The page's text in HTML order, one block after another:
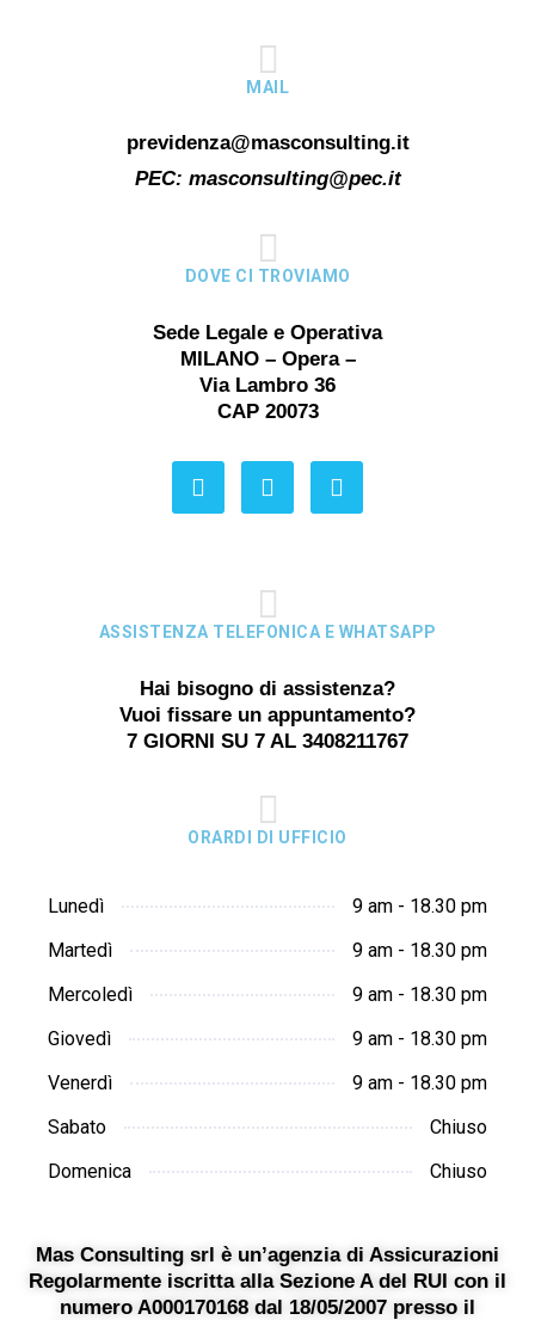
MAIL
previdenza@masconsulting.it
PEC: masconsulting@pec.it
DOVE CI TROVIAMO
Sede Legale e Operativa
MILANO – Opera –
Via Lambro 36
CAP 20073
ASSISTENZA TELEFONICA E WHATSAPP
Hai bisogno di assistenza?
Vuoi fissare un appuntamento?
7 GIORNI SU 7 AL 3408211767
ORARDI DI UFFICIO
Lunedì
9 am - 18.30 pm
Martedì
9 am - 18.30 pm
Mercoledì
9 am - 18.30 pm
Giovedì
9 am - 18.30 pm
Venerdì
9 am - 18.30 pm
Sabato
Chiuso
Domenica
Chiuso
Mas Consulting srl è un’agenzia di Assicurazioni
Regolarmente iscritta alla Sezione A del RUI con il
numero A000170168 dal 18/05/2007 presso il